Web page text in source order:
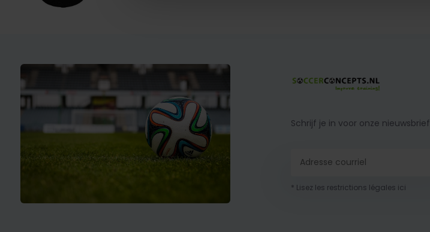
Schrijf je in voor onze nieuwsbrief
* Lisez les restrictions légales ici